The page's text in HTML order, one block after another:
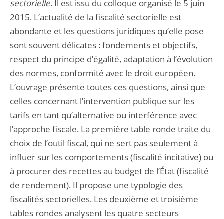
sectorielle. Il est issu du colloque organisé le 5 juin
2015. L’actualité de la fiscalité sectorielle est
abondante et les questions juridiques qu’elle pose
sont souvent délicates : fondements et objectifs,
respect du principe d’égalité, adaptation à l’évolution
des normes, conformité avec le droit européen.
L’ouvrage présente toutes ces questions, ainsi que
celles concernant l’intervention publique sur les
tarifs en tant qu’alternative ou interférence avec
l’approche fiscale. La première table ronde traite du
choix de l’outil fiscal, qui ne sert pas seulement à
influer sur les comportements (fiscalité incitative) ou
à procurer des recettes au budget de l’État (fiscalité
de rendement). Il propose une typologie des
fiscalités sectorielles. Les deuxième et troisième
tables rondes analysent les quatre secteurs